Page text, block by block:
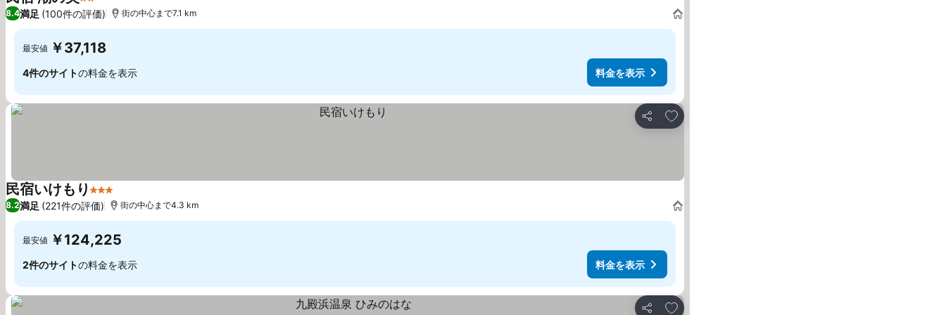
2 ホテルのランク
8.4満足 (100件の評価) 街の中心まで7.1 km
最安値 ￥37,118
4件のサイトの料金を表示 料金を表示
シェア
お気に入りに追加
民宿いけもり 3 ホテルのランク
8.2満足 (221件の評価) 街の中心まで4.3 km
最安値 ￥124,225
2件のサイトの料金を表示 料金を表示
お気に入りに追加